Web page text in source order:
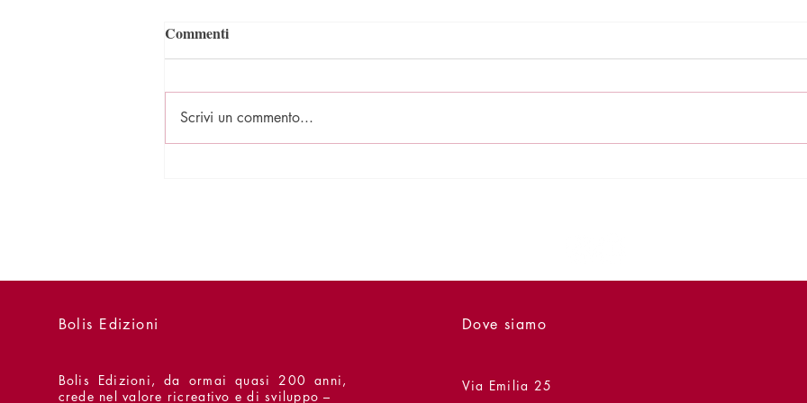
Commenti
Scrivi un commento...
Bolis Edizioni
Bolis Edizioni, da ormai quasi 200 anni,
crede nel valore ricreativo e di sviluppo –
Dove siamo
Via Emilia 25